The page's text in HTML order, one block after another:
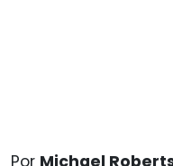
Por Michael